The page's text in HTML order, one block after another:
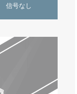
信号なし